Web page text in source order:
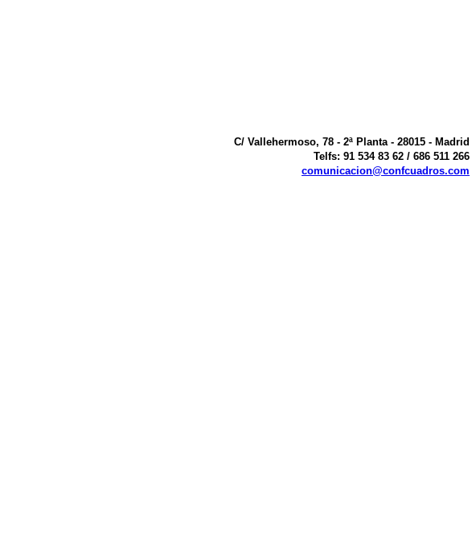
C/ Vallehermoso, 78 - 2ª Planta - 28015 - Madrid
Telfs: 91 534 83 62 / 686 511 266
comunicacion@confcuadros.com